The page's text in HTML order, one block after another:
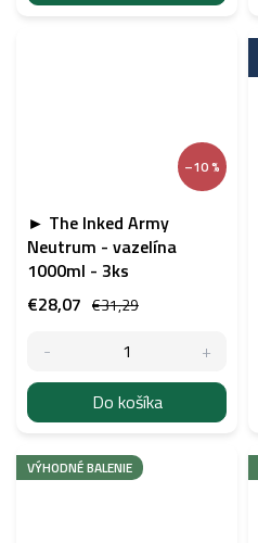
–10 %
► The Inked Army
Neutrum - vazelína
1000ml - 3ks
€31,29
€28,07
Do košíka
VÝHODNÉ BALENIE